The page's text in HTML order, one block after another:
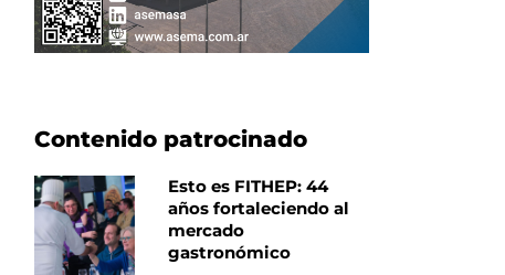
Contenido patrocinado
Esto es FITHEP: 44
años fortaleciendo al
mercado
gastronómico